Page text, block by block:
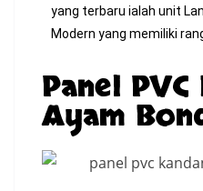
yang terbaru ialah unit
Modern yang memiliki
Panel
Ayam